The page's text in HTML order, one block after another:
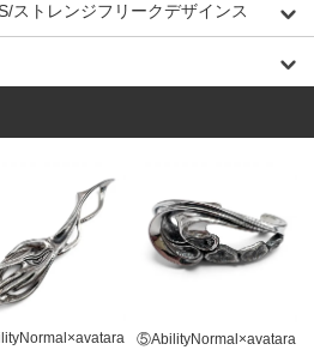
ストレンジフリークデザインス
⑤AbilityNormal×avatara